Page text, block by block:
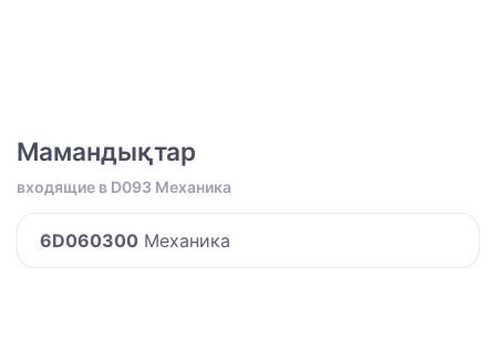
Мамандықтар
входящие в D093 Механика
6D060300 Механика